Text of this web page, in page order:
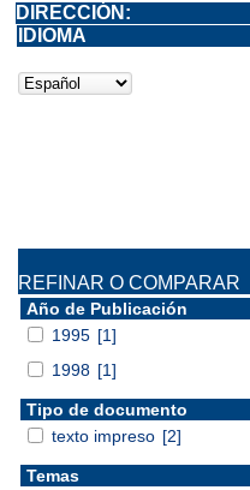
DIRECCIÓN:
IDIOMA
REFINAR O COMPARAR
Año de Publicación
1995 [1]
1998 [1]
Tipo de documento
texto impreso [2]
Temas